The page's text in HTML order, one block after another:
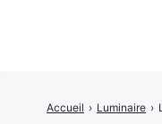
Accueil › Luminaire ›